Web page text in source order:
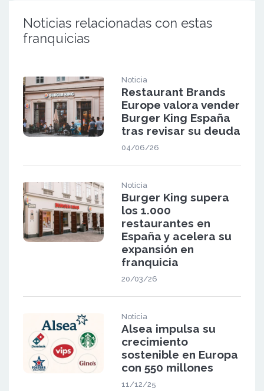
Noticias relacionadas con estas
franquicias
Noticia
Restaurant Brands
Europe valora vender
Burger King España
tras revisar su deuda
04/06/26
Noticia
Burger King supera
los 1.000
restaurantes en
España y acelera su
expansión en
franquicia
20/03/26
Noticia
Alsea impulsa su
crecimiento
sostenible en Europa
con 550 millones
11/12/25